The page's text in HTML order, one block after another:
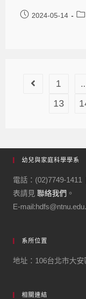
2024-05-14
1
13
幼兒與家庭科學學系
電話：(02)7749-
表請見聯絡我們 。
E-
系所位置
地址：106台北市大
相關連結